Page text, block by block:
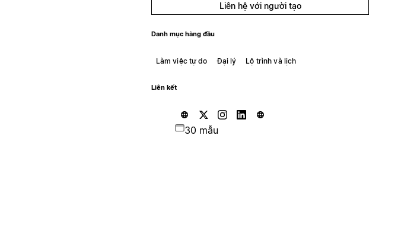
Liên hệ với người tạo
Danh mục hàng đầu
Làm việc tự do Đại lý Lộ trình và lịch
Liên kết
30 mẫu